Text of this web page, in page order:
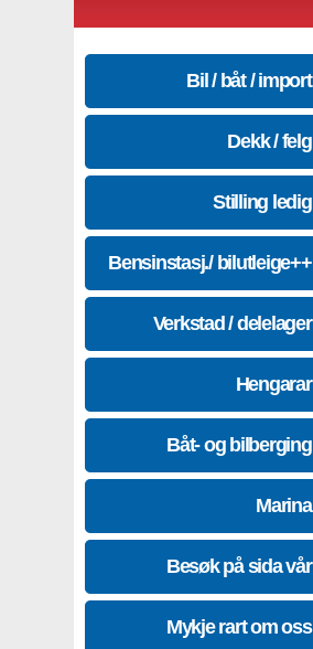
Bil / båt / import
Dekk / felg
Stilling ledig
Bensinstasj./ bilutleige++
Verkstad / delelager
Hengarar
Båt- og bilberging
Marina
Besøk på sida vår
Mykje rart om oss